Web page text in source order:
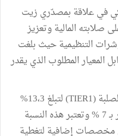
في علاقة بمصدّري زيت
صلابته المالية وتعزيز
التنظيمية حيث بلغت
للملاءة المالية 15،8% مقابل المعيار المطلوب الذي يقدر
كما سجل البنك ارتفاعا في نسبة النواة الصلبة (TIER1) لتبلغ 13،3%
وهي نسبة تفوق تلك المطلوبة التي تقدر بـ 7 % وتعتبر هذه النسبة
مخصصات إضافية لتغطية